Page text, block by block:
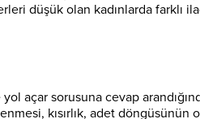
düşük olan kadınlarda farklı
açar sorusuna cevap
kısırlık, adet döngüsünün